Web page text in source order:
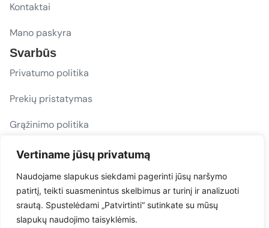
Vertiname jūsų privatumą
Naudojame slapukus siekdami pagerinti jūsų naršymo
patirtį, teikti suasmenintus skelbimus ar turinį ir analizuoti
srautą. Spustelėdami „Patvirtinti“ sutinkate su mūsų
slapukų naudojimo taisyklėmis.
Kontaktai
Mano paskyra
Svarbūs
Privatumo politika
Prekių pristatymas
Grąžinimo politika
D. U. K.
Sekite mus
evacarmats
© Copyright 2026 | Eva Car Mats